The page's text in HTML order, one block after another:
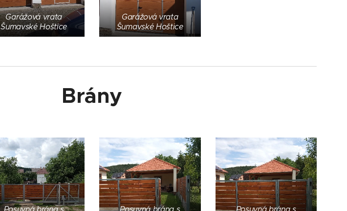
Garážová vrata
Šumavské Hoštice
Garážová vrata
Šumavské Hoštice
Brány